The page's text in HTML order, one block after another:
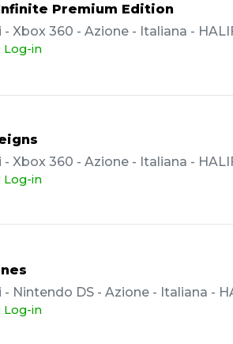
Premium Edition
Xbox 360 - Azione - Italiana -
Log-in
Xbox 360 - Azione - Italiana -
Log-in
Nintendo DS - Azione - Italiana -
Log-in